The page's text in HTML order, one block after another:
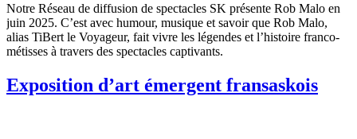
Notre Réseau de diffusion de spectacles SK présente Rob Malo en
juin 2025. C’est avec humour, musique et savoir que Rob Malo,
alias TiBert le Voyageur, fait vivre les légendes et l’histoire franco-
métisses à travers des spectacles captivants.
Exposition d’art émergent fransaskois